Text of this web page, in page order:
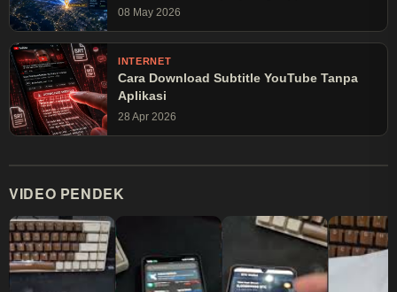
08 May 2026
INTERNET
Cara Download Subtitle YouTube Tanpa
Aplikasi
28 Apr 2026
VIDEO PENDEK